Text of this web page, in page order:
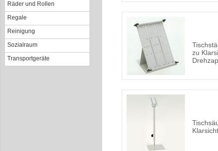
Räder und Rollen
Regale
Reinigung
Sozialraum
Transportgeräte
zu